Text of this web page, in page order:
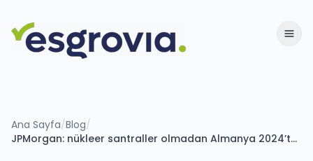
Ana Sayfa/Blog/
JPMorgan: nükleer santraller olmadan Almanya 2024’te fosil yakıtlardan %50 daha az elektrik üretecek